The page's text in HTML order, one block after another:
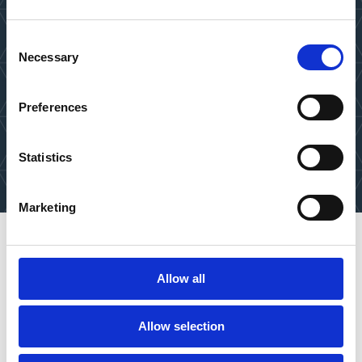
Selection
Necessary
Preferences
Statistics
Marketing
Allow all
Allow selection
Cela nous encourage à faire de notre mieux à
chaque sprint, avec l’avantage d’avoir un retour